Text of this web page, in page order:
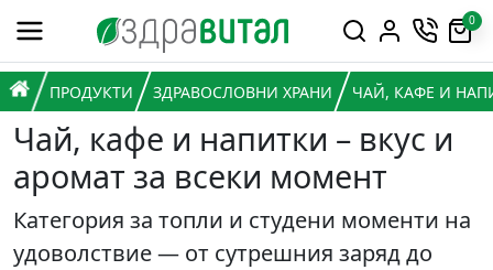
Премини към съдържанието
Горна навигация
0
Главна навигация
НАЧАЛО
ПРОДУКТИ ЗДРАВОСЛОВНИ ХРАНИ ЧАЙ, КАФЕ И
Чай, кафе и напитки – вкус и
аромат за всеки момент
Категория за топли и студени моменти на
удоволствие — от сутрешния заряд до